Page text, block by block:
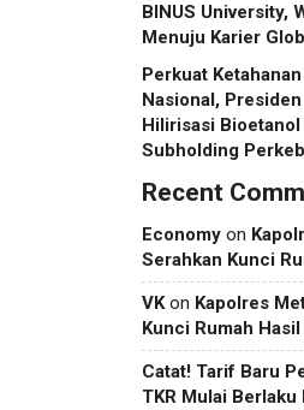
BINUS University,
Menuju Karier
Perkuat
Nasional,
Hilirisasi
Subholding
Recent
Economy on
Serahkan Kunci
VKon Kapolres
Kunci Rumah
Catat! Tarif Baru
TKR Mulai Berlaku